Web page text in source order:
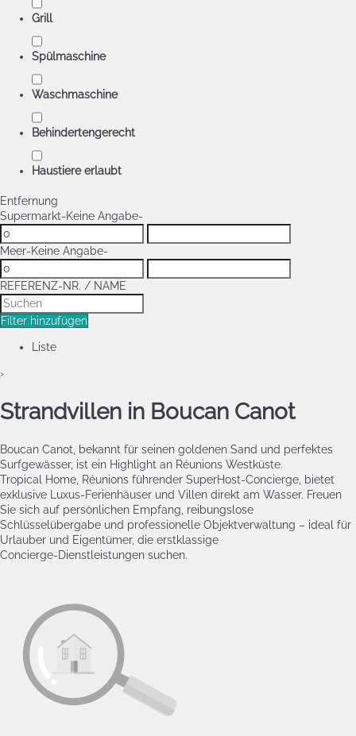
Grill
Spülmaschine
Waschmaschine
Behindertengerecht
Haustiere erlaubt
Entfernung
Supermarkt-Keine Angabe-
Meer-Keine Angabe-
REFERENZ-NR. / NAME
Filter hinzufügen
Liste
›
Strandvillen in Boucan Canot
Boucan Canot, bekannt für seinen goldenen Sand und perfektes
Surfgewässer, ist ein Highlight an Réunions Westküste.
Tropical Home, Réunions führender SuperHost‑Concierge, bietet
exklusive Luxus‑Ferienhäuser und Villen direkt am Wasser. Freuen
Sie sich auf persönlichen Empfang, reibungslose
Schlüsselübergabe und professionelle Objektverwaltung – ideal für
Urlauber und Eigentümer, die erstklassige
Concierge‑Dienstleistungen suchen.